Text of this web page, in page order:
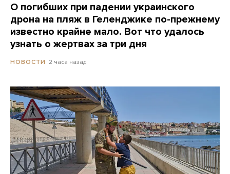
О погибших при падении украинского
дрона на пляж в Геленджике по-прежнему
известно крайне мало. Вот что удалось
узнать о жертвах за три дня
НОВОСТИ 2 часа назад